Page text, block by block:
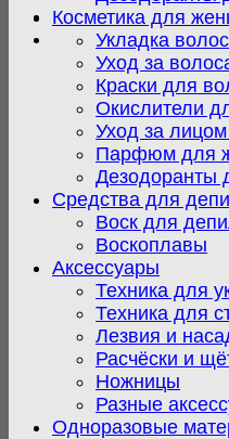
Косметика для
Укладка волос
Уход за
Краски для
Окислители
Уход за
Парфюм для
Дезодоранты
Средства для
Воск для
Воскоплавы
Аксессуары
Техника для
Техника для
Лезвия и
Расчёски и
Ножницы
Разные
Одноразовые